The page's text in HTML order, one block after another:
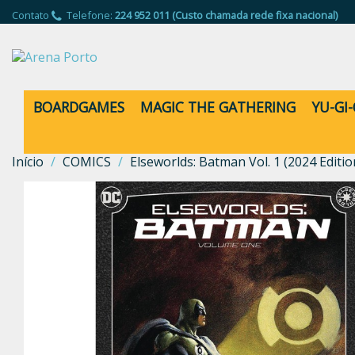
Contato Telefone: 224 952 011 (Custo chamada rede fixa nacional)
BOARDGAMES MAGIC THE GATHERING YU-
Início COMICS Elseworlds: Batman Vol. 1 (2024